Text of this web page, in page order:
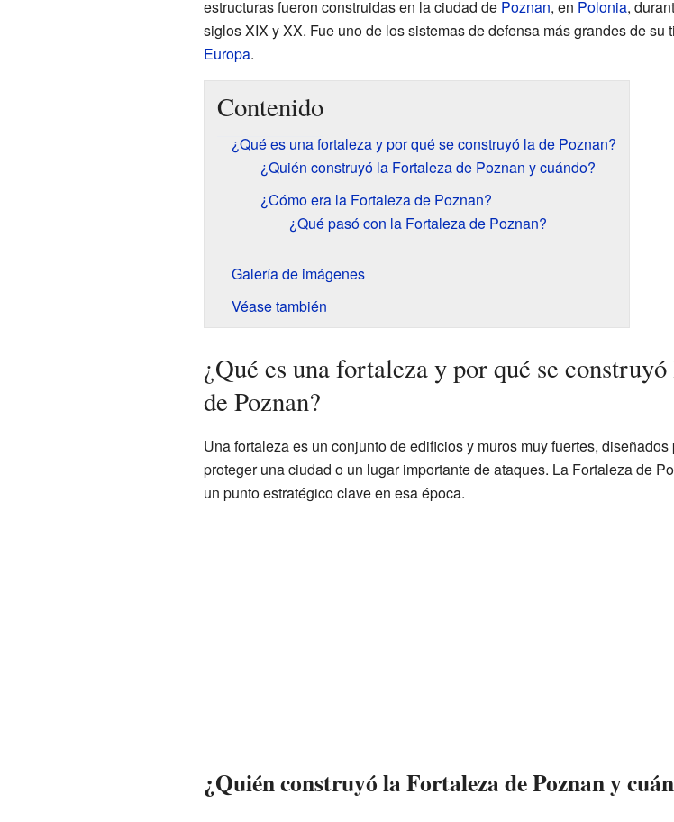
estructuras fueron construidas en la ciudad de Poznan, en Polonia,
siglos XIX y XX. Fue uno de los sistemas de defensa más grandes de su
Europa.
Contenido
¿Qué es una fortaleza y por qué se construyó la de Poznan?
¿Quién construyó la Fortaleza de Poznan y cuándo?
¿Cómo era la Fortaleza de Poznan?
¿Qué pasó con la Fortaleza de Poznan?
Galería de imágenes
Véase también
¿Qué es una fortaleza y por qué se
de Poznan?
Una fortaleza es un conjunto de edificios y muros muy fuertes, diseñados
proteger una ciudad o un lugar importante de ataques. La Fortaleza de
un punto estratégico clave en esa época.
¿Quién construyó la Fortaleza de Poznan y